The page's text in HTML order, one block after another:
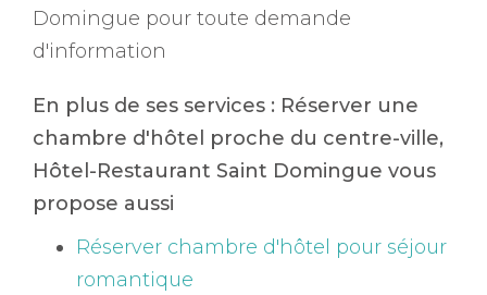
Domingue pour toute demande
d'information
En plus de ses services : Réserver une
chambre d'hôtel proche du centre-ville,
Hôtel-Restaurant Saint Domingue vous
propose aussi
Réserver chambre d'hôtel pour séjour
romantique